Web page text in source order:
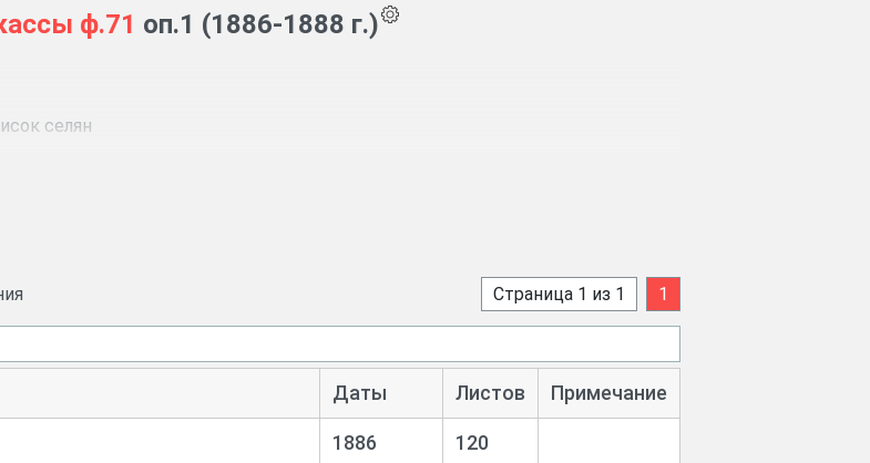
ф.71 оп.1 (1886-1888 г.)
селян
Страница 1 из 1 1
Даты Листов Примечание
1886 120